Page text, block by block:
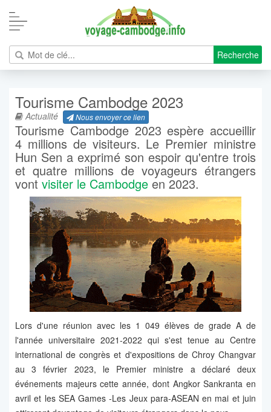
Recherche
Tourisme Cambodge 2023
Actualité Nous envoyer ce lien
Tourisme Cambodge 2023 espère accueillir
4 millions de visiteurs. Le Premier ministre
Hun Sen a exprimé son espoir qu'entre trois
et quatre millions de voyageurs étrangers
vontvisiter le Cambodge en 2023.
Lors d'une réunion avec les 1 049 élèves de grade A de
l'année universitaire 2021-2022 qui s'est tenue au Centre
international de congrès et d'expositions de Chroy Changvar
au 3 février 2023, le Premier ministre a déclaré deux
événements majeurs cette année, dont Angkor Sankranta en
avril et les SEA Games -Les Jeux para-ASEAN en mai et juin